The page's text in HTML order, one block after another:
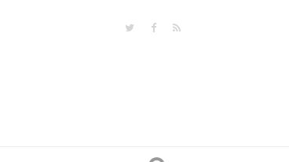
TwitterFacebook
RSS